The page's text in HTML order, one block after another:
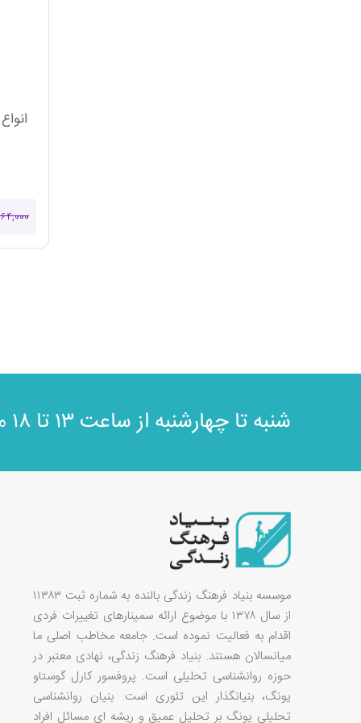
شنبه تا چهارشنبه از ساعت ۱۳ تا ۱۸
موسسه بنیاد فرهنگ زندگی بالنده به شماره ثبت ۱۱۳۸۳
از سال ۱۳۷۸ با موضوع ارائه سمینارهای تغییرات فردی
اقدام به فعالیت نموده است. جامعه مخاطب اصلی ما
میانسالان هستند. بنیاد فرهنگ زندگی، نهادی معتبر در
حوزه روانشناسی تحلیلی است. پروفسور کارل گوستاو
یونگ، بنیانگذار این تئوری است. بنیان روانشناسی
تحلیلی یونگ بر تحلیل عمیق و ریشه ای مسائل افراد